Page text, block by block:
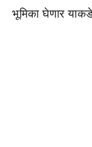
भूमिका घेणार